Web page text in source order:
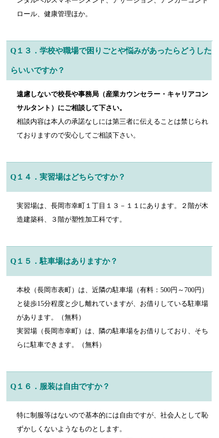
ロール、健康管理ほか。
Q１３．学校や職場で困りごとや悩みがあったらどうした
らいいですか？
遠慮しないで校長や事務局（産業カウンセラー・キャリアコン
サルタント）にご相談して下さい。
相談内容は本人の承諾なしには第三者に伝えることは禁じられ
ておりますので安心してご相談下さい。
Q１４．実習場はどちらですか？
実習場は、長岡市幸町１丁目１３－１１にあります。２階が木
造建築科、３階が塑性加工科です。
Q１５．駐車場はありますか？
本校（長岡市表町）は、近隣の駐車場（有料：500円～700円）
と徒歩15分程度と少し離れていますが、お借りしている駐車場
があります。（無料）
実習場（長岡市幸町）は、隣の駐車場をお借りしており、そち
らに駐車できます。（無料）
Q１６．服装は自由ですか？
特に制服等はないので基本的には自由ですが、社会人として恥
ずかしくないようなものとします。